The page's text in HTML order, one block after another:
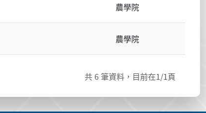
農學院
農學院
共 6 筆資料，目前在1/1頁